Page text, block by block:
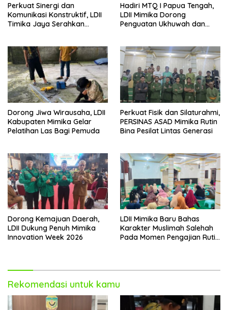
Perkuat Sinergi dan
Komunikasi Konstruktif, LDII
Timika Jaya Serahkan
Hadiri MTQ I Papua Tengah,
LDII Mimika Dorong
Penguatan Ukhuwah dan
Dorong Jiwa Wirausaha, LDII
Kabupaten Mimika Gelar
Pelatihan Las Bagi Pemuda
Perkuat Fisik dan Silaturahmi,
PERSINAS ASAD Mimika Rutin
Bina Pesilat Lintas Generasi
Dorong Kemajuan Daerah,
LDII Dukung Penuh Mimika
Innovation Week 2026
LDII Mimika Baru Bahas
Karakter Muslimah Salehah
Pada Momen Pengajian Rutin
Rekomendasi untuk kamu